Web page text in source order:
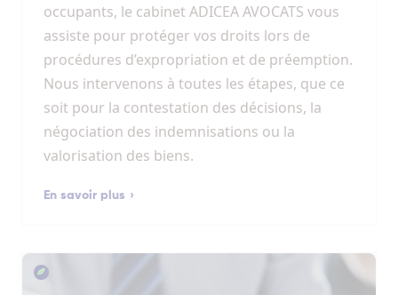
occupants, le cabinet ADICEA AVOCATS vous
assiste pour protéger vos droits lors de
procédures d’expropriation et de préemption.
Nous intervenons à toutes les étapes, que ce
soit pour la contestation des décisions, la
négociation des indemnisations ou la
valorisation des biens.
En savoir plus